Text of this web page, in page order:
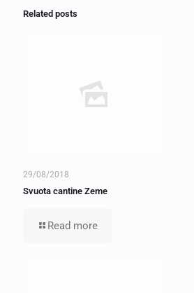
Related posts
29/08/2018
Svuota cantine Zeme
Read more